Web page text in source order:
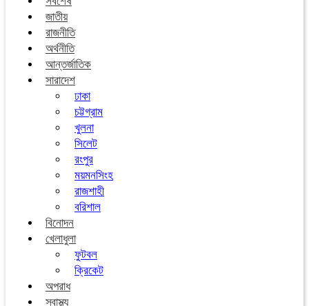
জাতীয়
রাজনীতি
অর্থনীতি
আন্তর্জাতিক
সারাদেশ
ঢাকা
চট্টগ্রাম
খুলনা
সিলেট
রংপুর
ময়মনসিংহ
রাজশাহী
বরিশাল
বিনোদন
খেলাধুলা
ফুটবল
ক্রিকেট
অপরাধ
স্বাস্থ্য